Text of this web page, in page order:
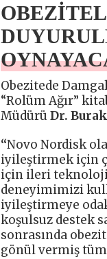
Obezitede
“Rolüm Ağır”
Müdürü Dr.
“Novo Nordisk
iyileştirmek için
için ileri
deneyimimizi
iyileştirmeye
koşulsuz destek
sonrasında
gönül vermiş tüm